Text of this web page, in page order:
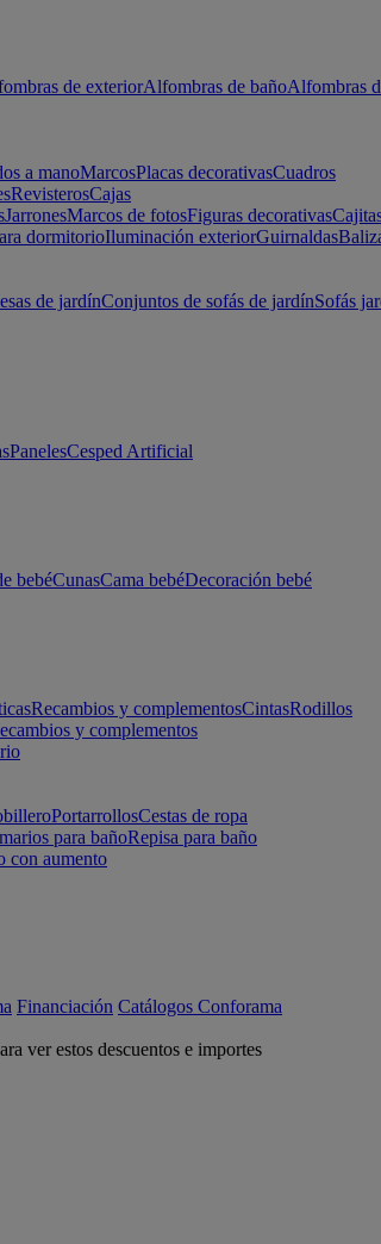
de exteriorAlfombras de bañoAlfombras
a manoMarcosPlacas decorativasCuadros
RevisterosCajas
JarronesMarcos de fotosFiguras decorativas
dormitorioIluminación exteriorGuirnaldas
de jardínConjuntos de sofás de jardínSofás
PanelesCesped Artificial
bebéCunasCama bebéDecoración bebé
Recambios y complementosCintasRodillos
y complementos
PortarrollosCestas de ropa
para bañoRepisa para baño
con aumento
Financiación Catálogos Conforama
ver estos descuentos e importes